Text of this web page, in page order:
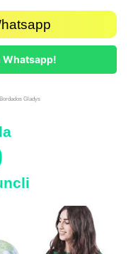
Whatsapp!
Bordados Gladys